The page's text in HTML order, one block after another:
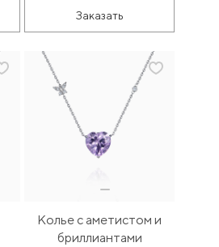
Заказать
Колье с аметистом и
бриллиантами